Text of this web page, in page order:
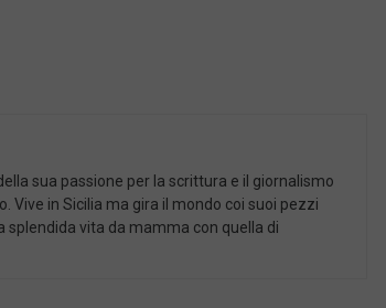
sua passione per la scrittura e il giornalismo
Vive in Sicilia ma gira il mondo coi suoi pezzi
vita da mamma con quella di